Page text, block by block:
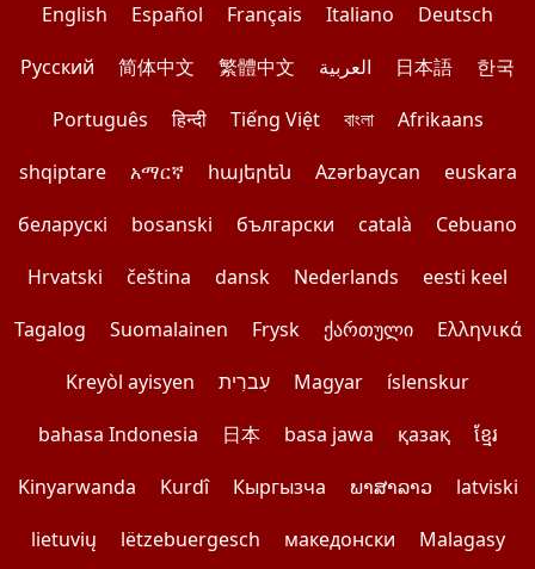
English Español Français Italiano
Deutsch
Pусский
简体中文 繁體中文 العربية 日本語
한국
Português
हिन्दी Tiếng Việt বাংলা
Afrikaans
shqiptare
አማርኛ հայերեն Azərbaycan
euskara
беларускі
bosanski български català
Cebuano
Hrvatski
čeština dansk Nederlands
eesti keel
Tagalog
Suomalainen Frysk ქართული
Ελληνικά
Kreyòl ayisyen
עִברִית Magyar
íslenskur
bahasa Indonesia
日本 basa jawa қазақ
ខ្មែរ
Kinyarwanda
Kurdî Кыргызча ພາສາລາວ
latviski
lietuvių
lëtzebuergesch македонски Malagasy